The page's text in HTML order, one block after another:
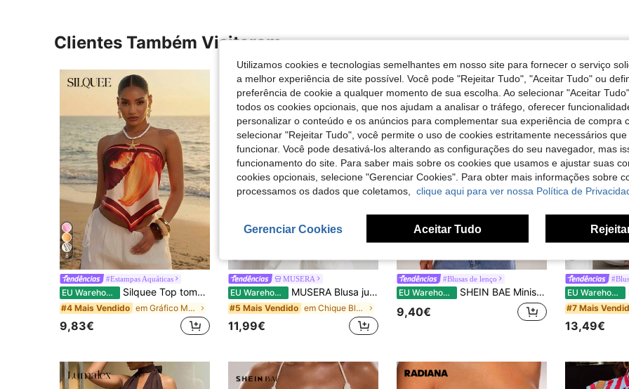
Clientes Também Visitaram
8
#Estampas Aquáticas
EU Warehouse Silquee Top tomara que caia feminino estampado, primavera/verão
#4 Mais Vendido em Gráfico Mulheres Tank Tops & Camis
9,83€
MUSERA
EU Warehouse MUSERA Blusa justa com gola alta drapeada, franjas e costas abertas. Ideal para férias, eventos românticos, passeios noturnos, primavera e verão. Estilo elegante e sofisticado, com drapeado e inspiração Y2K.
#5 Mais Vendido em Chique Blusas, tops e t-shirts para mulher
11,99€
#Blusas de lenço
EU Warehouse SHEIN BAE Minissaia verde vibrante com bordados em tule e miçangas, elástica e com babados (com forro), ideal para férias na praia, passeios casuais, encontros com amigos, festivais de música, festas na praia, confraternizações de fim de semana, coquetéis e brunches.
9,40€
EU Warehouse
#7 Mais
13,49€
Utilizamos cookies e tecnologias semelhantes em nosso site para fornecer o serviço
a melhor experiência de site possível. Você pode "Rejeitar Tudo", "Aceitar Tudo" ou
preferência de cookie a qualquer momento de sua escolha. Ao selecionar "Aceitar
todos os cookies opcionais, que nos ajudam a analisar o tráfego, oferecer
personalizar o conteúdo e os anúncios para complementar sua experiência de compra
selecionar "Rejeitar Tudo", você permite o uso de cookies estritamente necessários
funcionar. Você pode desativá-los alterando as configurações do seu navegador, mas
funcionamento do site. Para saber mais sobre os cookies que usamos e ajustar suas
cookies opcionais, selecione "Gerenciar Cookies". Para obter mais informações sobre
processamos os dados que coletamos, clique aqui para ver nossa Política de
Gerenciar Cookies Aceitar Tudo